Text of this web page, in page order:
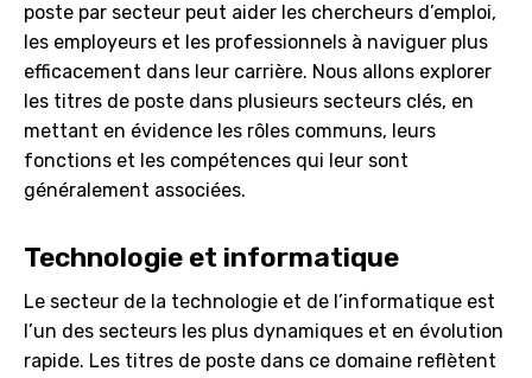
poste par secteur peut aider les chercheurs d’emploi,
les employeurs et les professionnels à naviguer plus
efficacement dans leur carrière. Nous allons explorer
les titres de poste dans plusieurs secteurs clés, en
mettant en évidence les rôles communs, leurs
fonctions et les compétences qui leur sont
généralement associées.
Technologie et informatique
Le secteur de la technologie et de l’informatique est
l’un des secteurs les plus dynamiques et en évolution
rapide. Les titres de poste dans ce domaine reflètent